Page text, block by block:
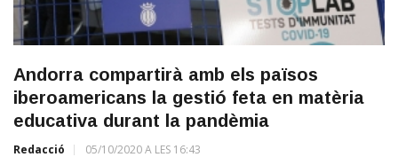
Andorra compartirà amb els països
iberoamericans la gestió feta en matèria
educativa durant la pandèmia
Redacció 05/10/2020 A LES 16:43